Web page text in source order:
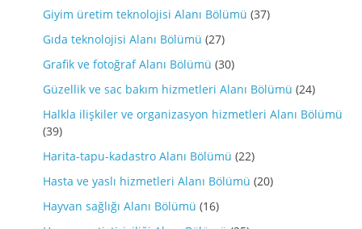
Giyim üretim teknolojisi Alanı Bölümü (37)
Gıda teknolojisi Alanı Bölümü (27)
Grafik ve fotoğraf Alanı Bölümü (30)
Güzellik ve sac bakım hizmetleri Alanı Bölümü (24)
Halkla ilişkiler ve organizasyon hizmetleri Alanı Bölümü
(39)
Harita-tapu-kadastro Alanı Bölümü (22)
Hasta ve yaslı hizmetleri Alanı Bölümü (20)
Hayvan sağlığı Alanı Bölümü (16)